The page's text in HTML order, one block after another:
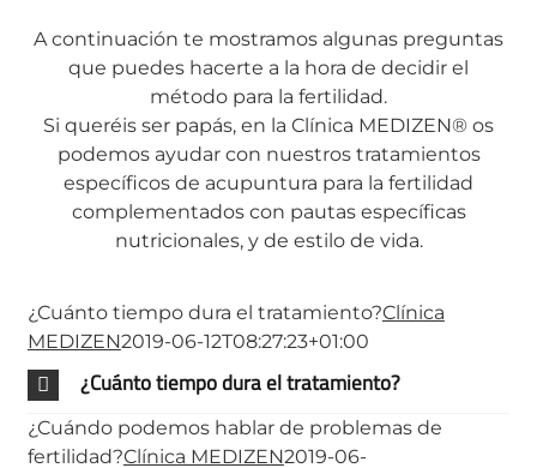
A continuación te mostramos algunas preguntas
que puedes hacerte a la hora de decidir el
método para la fertilidad.
Si queréis ser papás, en la Clínica MEDIZEN® os
podemos ayudar con nuestros tratamientos
específicos de acupuntura para la fertilidad
complementados con pautas específicas
nutricionales, y de estilo de vida.
¿Cuánto tiempo dura el tratamiento?Clínica
MEDIZEN2019-06-12T08:27:23+01:00
¿Cuánto tiempo dura el tratamiento?
¿Cuándo podemos hablar de problemas de
fertilidad?Clínica MEDIZEN2019-06-